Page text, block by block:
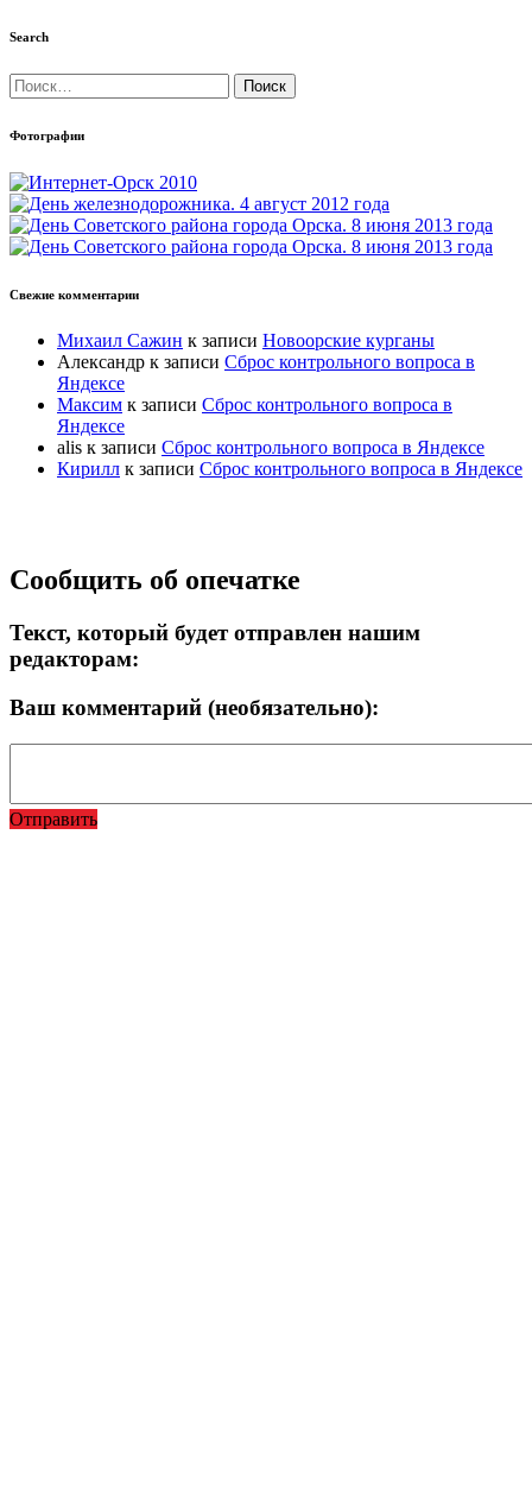
Search
Найти:
Фотографии
Свежие комментарии
Михаил Сажин к записи Новоорские курганы
Александр к записи Сброс контрольного вопроса в
Яндексе
Максим к записи Сброс контрольного вопроса в
Яндексе
alis к записи Сброс контрольного вопроса в Яндексе
Кирилл к записи Сброс контрольного вопроса в Яндексе
Прокрутка
вверх
Сообщить об опечатке
Текст, который будет отправлен нашим
редакторам:
Ваш комментарий (необязательно):
Отправить